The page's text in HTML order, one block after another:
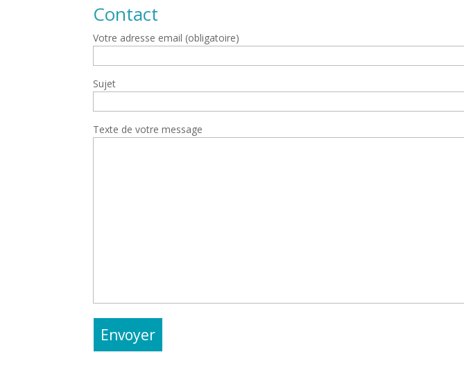
Contact
Votre adresse email (obligatoire)
Sujet
Texte de votre message